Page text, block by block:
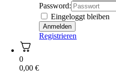
Password:
Eingeloggt bleiben
Registrieren
0
0,00€